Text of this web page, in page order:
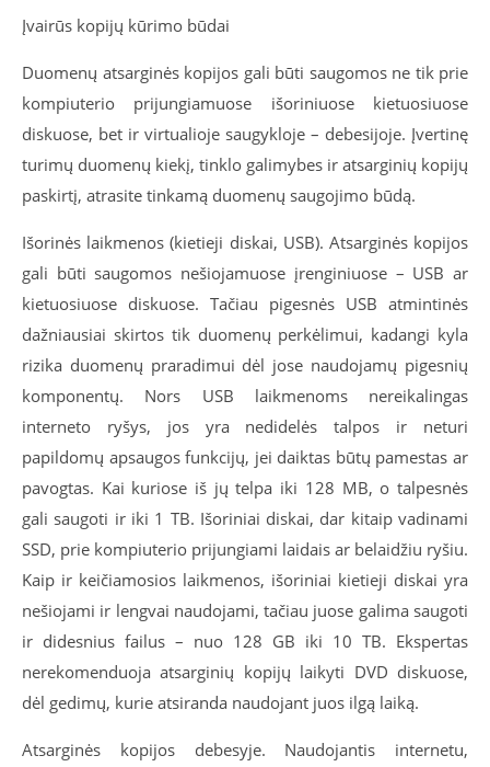
Įvairūs kopijų kūrimo būdai
Duomenų atsarginės kopijos gali būti saugomos ne tik prie
kompiuterio prijungiamuose išoriniuose kietuosiuose
diskuose, bet ir virtualioje saugykloje – debesijoje. Įvertinę
turimų duomenų kiekį, tinklo galimybes ir atsarginių kopijų
paskirtį, atrasite tinkamą duomenų saugojimo būdą.
Išorinės laikmenos (kietieji diskai, USB). Atsarginės kopijos
gali būti saugomos nešiojamuose įrenginiuose – USB ar
kietuosiuose diskuose. Tačiau pigesnės USB atmintinės
dažniausiai skirtos tik duomenų perkėlimui, kadangi kyla
rizika duomenų praradimui dėl jose naudojamų pigesnių
komponentų. Nors USB laikmenoms nereikalingas
interneto ryšys, jos yra nedidelės talpos ir neturi
papildomų apsaugos funkcijų, jei daiktas būtų pamestas ar
pavogtas. Kai kuriose iš jų telpa iki 128 MB, o talpesnės
gali saugoti ir iki 1 TB. Išoriniai diskai, dar kitaip vadinami
SSD, prie kompiuterio prijungiami laidais ar belaidžiu ryšiu.
Kaip ir keičiamosios laikmenos, išoriniai kietieji diskai yra
nešiojami ir lengvai naudojami, tačiau juose galima saugoti
ir didesnius failus – nuo 128 GB iki 10 TB. Ekspertas
nerekomenduoja atsarginių kopijų laikyti DVD diskuose,
dėl gedimų, kurie atsiranda naudojant juos ilgą laiką.
Atsarginės kopijos debesyje. Naudojantis internetu,